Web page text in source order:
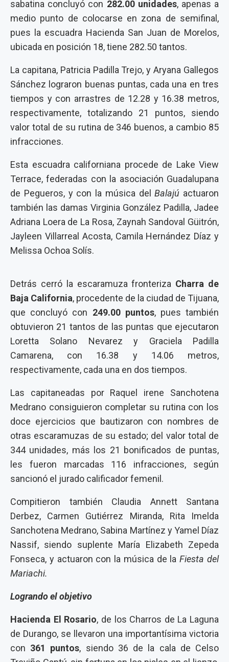
sabatina concluyó con 282.00 unidades, apenas a
medio punto de colocarse en zona de semifinal,
pues la escuadra Hacienda San Juan de Morelos,
ubicada en posición 18, tiene 282.50 tantos.
La capitana, Patricia Padilla Trejo, y Aryana Gallegos
Sánchez lograron buenas puntas, cada una en tres
tiempos y con arrastres de 12.28 y 16.38 metros,
respectivamente, totalizando 21 puntos, siendo
valor total de su rutina de 346 buenos, a cambio 85
infracciones.
Esta escuadra californiana procede de Lake View
Terrace, federadas con la asociación Guadalupana
de Pegueros, y con la música delBalajú actuaron
también las damas Virginia González Padilla, Jadee
Adriana Loera de La Rosa, Zaynah Sandoval Güitrón,
Jayleen Villarreal Acosta, Camila Hernández Díaz y
Melissa Ochoa Solís.
Detrás cerró la escaramuza fronteriza Charra de
Baja California, procedente de la ciudad de Tijuana,
que concluyó con 249.00 puntos, pues también
obtuvieron 21 tantos de las puntas que ejecutaron
Loretta Solano Nevarez y Graciela Padilla
Camarena, con 16.38 y 14.06 metros,
respectivamente, cada una en dos tiempos.
Las capitaneadas por Raquel irene Sanchotena
Medrano consiguieron completar su rutina con los
doce ejercicios que bautizaron con nombres de
otras escaramuzas de su estado; del valor total de
344 unidades, más los 21 bonificados de puntas,
les fueron marcadas 116 infracciones, según
sancionó el jurado calificador femenil.
Compitieron también Claudia Annett Santana
Derbez, Carmen Gutiérrez Miranda, Rita Imelda
Sanchotena Medrano, Sabina Martínez y Yamel Díaz
Nassif, siendo suplente María Elizabeth Zepeda
Fonseca, y actuaron con la música de laFiesta del
Mariachi.
Logrando el objetivo
Hacienda El Rosario, de los Charros de La Laguna
de Durango, se llevaron una importantísima victoria
con 361 puntos, siendo 36 de la cala de Celso